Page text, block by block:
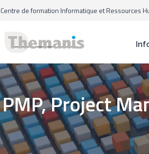
Centre de formation Informatique et Ressources
PMP, Project